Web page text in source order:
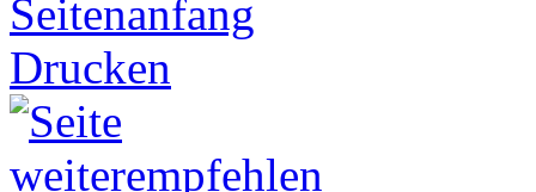
Seitenanfang
Drucken